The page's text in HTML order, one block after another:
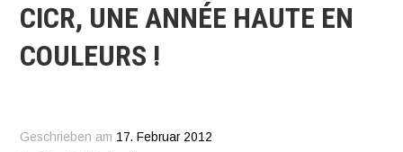
CICR, UNE ANNÉE HAUTE EN
COULEURS !
Geschrieben am 17. Februar 2012